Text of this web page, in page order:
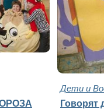
Дети и
Говорят